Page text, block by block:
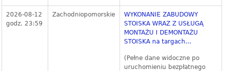
2026-08-12
godz. 23:59
Zachodniopomorskie
WYKONANIE ZABUDOWY
STOISKA WRAZ Z USŁUGĄ
MONTAŻU I DEMONTAŻU
STOISKA na targach...
(Pełne dane widoczne po
uruchomieniu bezpłatnego